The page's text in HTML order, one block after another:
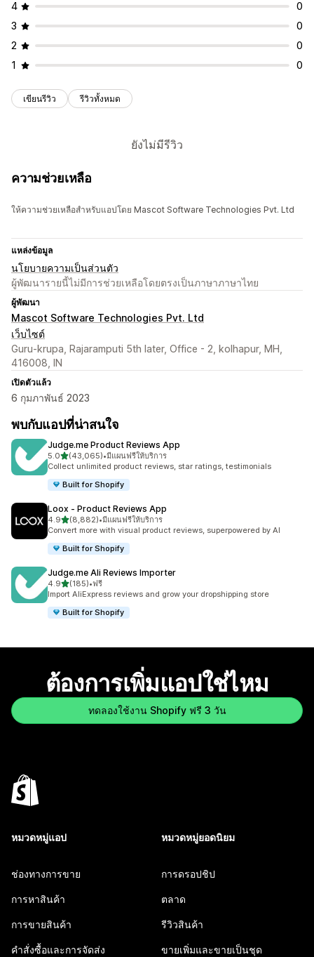
4
0
3
0
2
0
1
0
เขียนรีวิว รีวิวทั้งหมด
ยังไม่มีรีวิว
ความช่วยเหลือ
ให้ความช่วยเหลือสำหรับแอปโดย Mascot Software Technologies Pvt. Ltd
แหล่งข้อมูล
นโยบายความเป็นส่วนตัว
ผู้พัฒนารายนี้ไม่มีการช่วยเหลือโดยตรงเป็นภาษาภาษาไทย
ผู้พัฒนา
Mascot Software Technologies Pvt. Ltd
เว็บไซต์
Guru-krupa, Rajaramputi 5th later, Office - 2, kolhapur, MH,
416008, IN
เปิดตัวแล้ว
6 กุมภาพันธ์ 2023
พบกับแอปที่น่าสนใจ
Judge.me Product Reviews App
5.0เต็ม 5 ดาว
(43,065)
ทั้งหมด 43065 รีวิว
•มีแผนฟรีให้บริการ
Collect unlimited product reviews, star ratings, testimonials
Built for Shopify
Loox ‑ Product Reviews App
4.9เต็ม 5 ดาว
(8,882)
ทั้งหมด 8882 รีวิว
•มีแผนฟรีให้บริการ
Convert more with visual product reviews, superpowered by AI
Built for Shopify
Judge.me Ali Reviews Importer
4.9เต็ม 5 ดาว
(185)
ทั้งหมด 185 รีวิว
•ฟรี
Import AliExpress reviews and grow your dropshipping store
Built for Shopify
ต้องการเพิ่มแอปใช่ไหม
ทดลองใช้งาน Shopify ฟรี 3 วัน
หมวดหมู่แอป
ช่องทางการขาย
การหาสินค้า
การขายสินค้า
คำสั่งซื้อและการจัดส่ง
หมวดหมู่ยอดนิยม
การดรอปชิป
ตลาด
รีวิวสินค้า
ขายเพิ่มและขายเป็นชุด